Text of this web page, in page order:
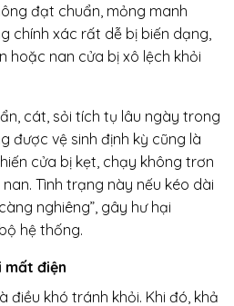
đạt chuẩn, mỏng manh
chính xác rất dễ bị biến dạng,
hoặc nan cửa bị xô lệch khỏi
cát, sỏi tích tụ lâu ngày trong
được vệ sinh định kỳ cũng là
cửa bị kẹt, chạy không trơn
Tình trạng này nếu kéo dài
nghiêng”, gây hư hại
hệ thống.
mất điện
điều khó tránh khỏi. Khi đó, khả